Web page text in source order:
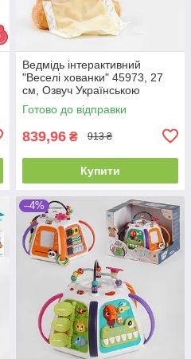
Ведмідь інтерактивний
"Веселі хованки" 45973, 27
см, Озвуч Українською
мовою, говорить, грає в
хованки
Готово до відправки
839,96 ₴ 913 ₴
Купити
–4%